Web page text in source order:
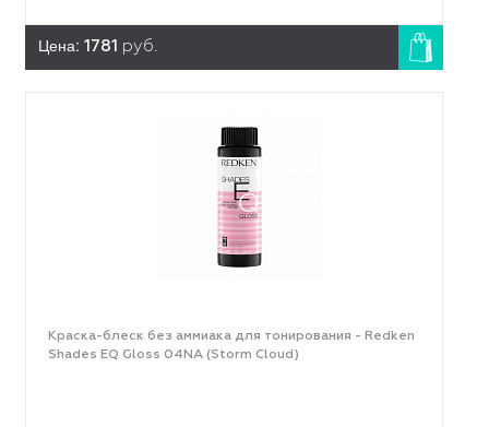
Цена: 1781 руб.
Краска-блеск без аммиака для тонирования - Redken
Shades EQ Gloss 04NA (Storm Cloud)